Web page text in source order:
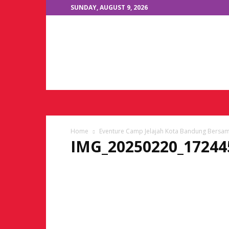
SUNDAY, AUGUST 9, 2026
Home Eventure Camp Jelajah Kota Bandung